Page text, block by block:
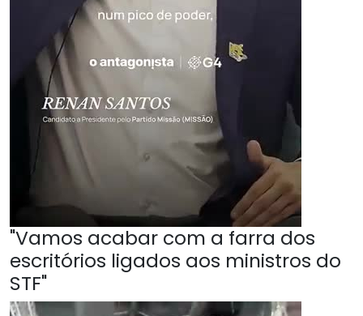
"Vamos acabar com a farra dos
escritórios ligados aos ministros do
STF"